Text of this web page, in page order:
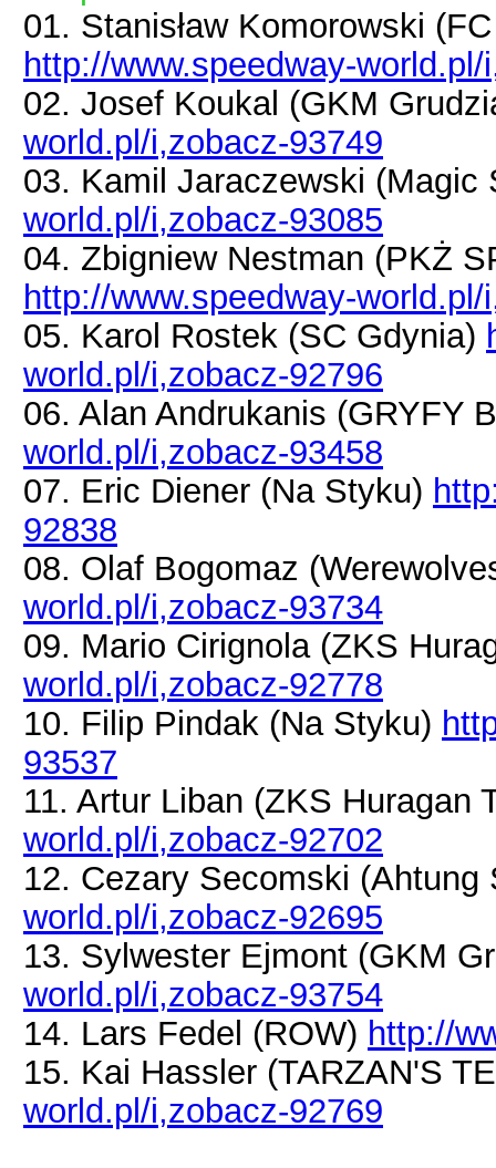
01. Stanisław Komorowski
http://www.speedway-
02. Josef Koukal (GKM
world.pl/i,zobacz-93749
03. Kamil Jaraczewski (Magic
world.pl/i,zobacz-93085
04. Zbigniew Nestman (PKŻ
http://www.speedway-
05. Karol Rostek (SC Gdynia)
world.pl/i,zobacz-92796
06. Alan Andrukanis (GRYFY
world.pl/i,zobacz-93458
07. Eric Diener (Na Styku)
92838
08. Olaf Bogomaz
world.pl/i,zobacz-93734
09. Mario Cirignola (ZKS
world.pl/i,zobacz-92778
10. Filip Pindak (Na Styku)
93537
11. Artur Liban (ZKS Huragan
world.pl/i,zobacz-92702
12. Cezary Secomski
world.pl/i,zobacz-92695
13. Sylwester Ejmont (GKM
world.pl/i,zobacz-93754
14. Lars Fedel (ROW) http://
15. Kai Hassler (TARZAN'S
world.pl/i,zobacz-92769